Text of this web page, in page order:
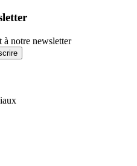
à notre newsletter